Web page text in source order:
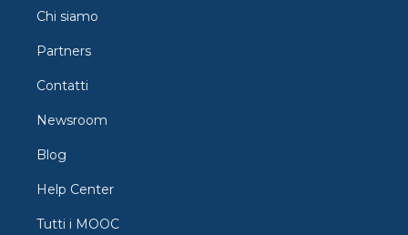
Chi siamo
Partners
Contatti
Newsroom
Blog
Help Center
Tutti i MOOC